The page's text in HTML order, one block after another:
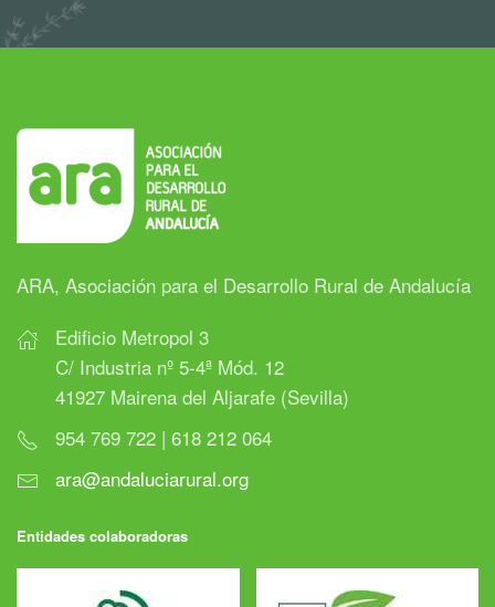
ARA, Asociación para el Desarrollo Rural de Andalucía
Edificio Metropol 3
C/ Industria nº 5-4ª Mód. 12
41927 Mairena del Aljarafe (Sevilla)
954 769 722 | 618 212 064
ara@andaluciarural.org
Entidades colaboradoras